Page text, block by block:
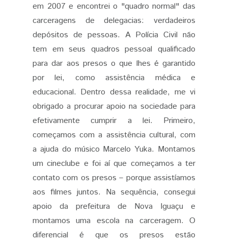
em 2007 e encontrei o "quadro normal" das
carceragens de delegacias: verdadeiros
depósitos de pessoas. A Polícia Civil não
tem em seus quadros pessoal qualificado
para dar aos presos o que lhes é garantido
por lei, como assistência médica e
educacional. Dentro dessa realidade, me vi
obrigado a procurar apoio na sociedade para
efetivamente cumprir a lei. Primeiro,
começamos com a assistência cultural, com
a ajuda do músico Marcelo Yuka. Montamos
um cineclube e foi aí que começamos a ter
contato com os presos – porque assistíamos
aos filmes juntos. Na sequência, consegui
apoio da prefeitura de Nova Iguaçu e
montamos uma escola na carceragem. O
diferencial é que os presos estão